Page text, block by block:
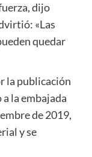
dijo
«Las
quedar
la publicación
la embajada
de 2019,
y se